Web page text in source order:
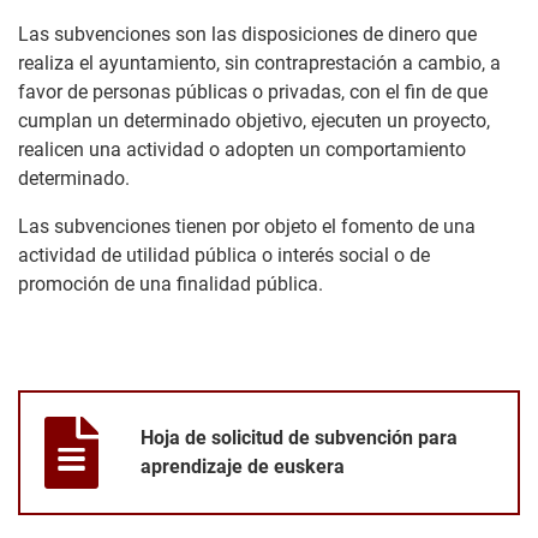
Las subvenciones son las disposiciones de dinero que
realiza el ayuntamiento, sin contraprestación a cambio, a
favor de personas públicas o privadas, con el fin de que
cumplan un determinado objetivo, ejecuten un proyecto,
realicen una actividad o adopten un comportamiento
determinado.
Las subvenciones tienen por objeto el fomento de una
actividad de utilidad pública o interés social o de
promoción de una finalidad pública.
Hoja de solicitud de subvención para
aprendizaje de euskera